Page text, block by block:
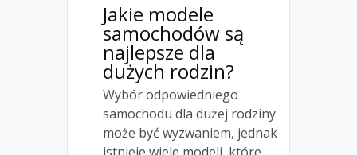
Jakie modele
samochodów są
najlepsze dla
dużych rodzin?
Wybór odpowiedniego
samochodu dla dużej rodziny
może być wyzwaniem, jednak